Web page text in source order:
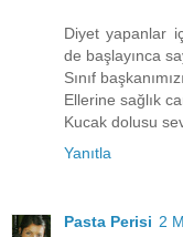
Diyet yapanlar
de başlayınca
Sınıf
Ellerine sağlık
Kucak dolusu
Yanıtla
Pasta Perisi 2